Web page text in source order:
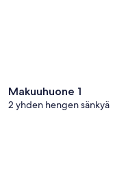
Makuuhuone 1
2 yhden hengen sänkyä